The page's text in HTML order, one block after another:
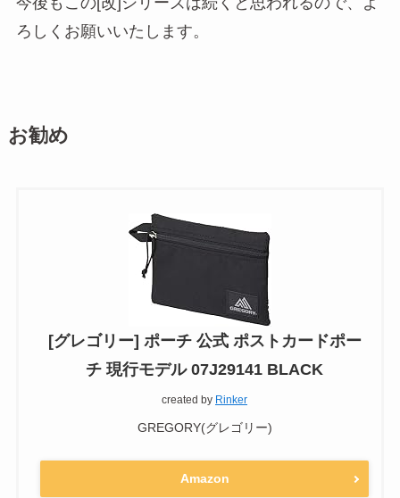
ろしくお願いいたします。
お勧め
[グレゴリー] ポーチ 公式 ポストカードポー
チ 現行モデル 07J29141 BLACK
created by Rinker
GREGORY(グレゴリー)
Amazon